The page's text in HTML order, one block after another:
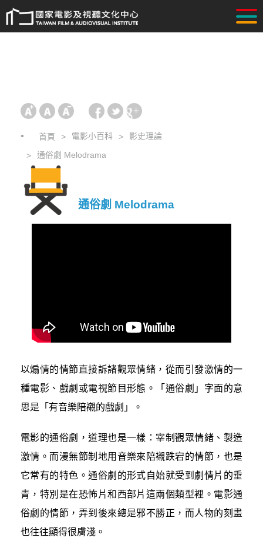
首頁 電影小百科
影史理論
通俗劇 Melodrama
通俗劇 Melodrama
以煽情的情節直接訴諸觀眾情緒，從而引發激情的一
種電影、戲劇或電視節目形態。「通俗劇」字面的意
思是「有音樂陪襯的戲劇」。
電影的通俗劇，道理也是一樣：宰制觀眾情緒、製造
激情。而漫無節制地用音樂來陪襯跌宕的情節，也是
它常有的特色。通俗劇的形式自始就受到劇情片的垂
青，特別是在恐怖片和西部片這兩個類型裡。電影通
俗劇的情節，弄到後來總是邪不勝正，而人物的刻畫
也往往顯得很膚淺。